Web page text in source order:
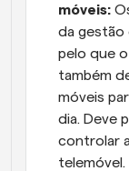
móveis:
da gestão
pelo que
também
móveis
dia. Deve
controlar